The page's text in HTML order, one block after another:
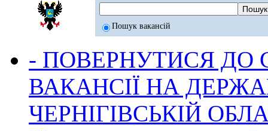
Пошук вакансій
- ПОВЕРНУТИСЯ ДО
ВАКАНСІЇ НА
ЧЕРНІГІВСЬКІЙ